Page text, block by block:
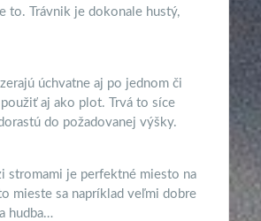
to. Trávnik je dokonale hustý,
úchvatne aj po jednom či
aj ako plot. Trvá to síce
do požadovanej výšky.
stromami je perfektné miesto na
mieste sa napríklad veľmi dobre
hudba…